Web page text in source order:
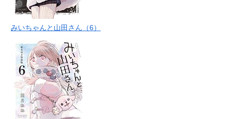
みいちゃんと山田さん（6）